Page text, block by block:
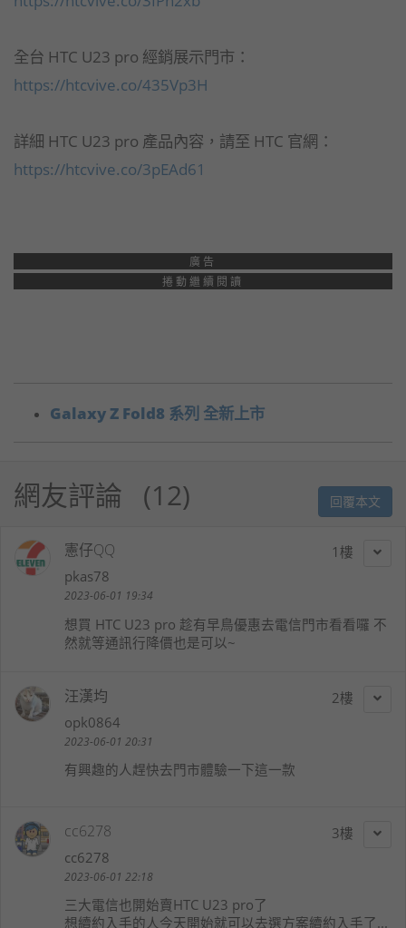
全台 HTC U23 pro 經銷展示門市：
https://htcvive.co/435Vp3H
詳細 HTC U23 pro 產品內容，請至 HTC 官網：
https://htcvive.co/3pEAd61
廣告
捲動繼續閱讀
Galaxy Z Fold8 系列 全新上市
網友評論 12 回覆本文
1
憲仔QQ
pkas78
2023-06-01 19:34
想買 HTC U23 pro 趁有早鳥優惠去電信門市看看囉 不
然就等通訊行降價也是可以~
2
汪漢均
opk0864
2023-06-01 20:31
有興趣的人趕快去門市體驗一下這一款
3
cc6278
cc6278
2023-06-01 22:18
三大電信也開始賣HTC U23 pro了
想續約入手的人今天開始就可以去選方案續約入手了...